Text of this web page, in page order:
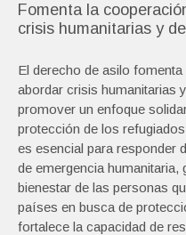
Fomenta la
crisis humanitarias y
El derecho de asilo
abordar crisis humanitarias
promover un enfoque
protección de los
es esencial para responder
de emergencia humanitaria,
bienestar de las personas
países en busca de
fortalece la capacidad de